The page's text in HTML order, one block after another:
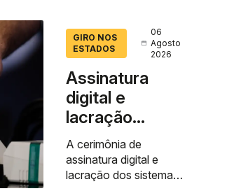
GIRO NOS
ESTADOS
06
Agosto
2026
Assinatura
digital e
lacração
impedem
alteração em
sistemas
A cerimônia de
assinatura digital e
lacração dos sistemas